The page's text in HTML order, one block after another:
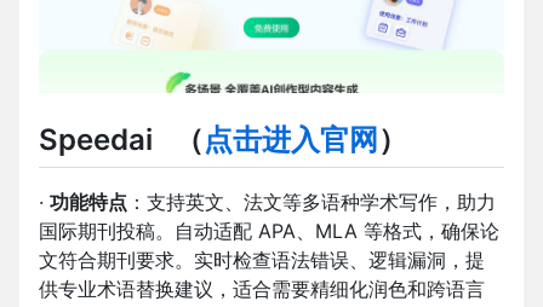
Speedai （点击进入官网 ）
· 功能特点 ：支持英文、法文等多语种学术写作，助力
国际期刊投稿。自动适配 APA、MLA 等格式，确保论
文符合期刊要求。实时检查语法错误、逻辑漏洞，提
供专业术语替换建议，适合需要精细化润色和跨语言